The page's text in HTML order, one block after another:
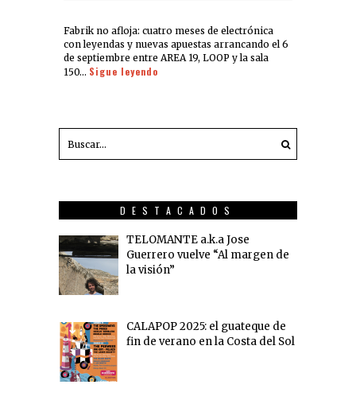
Fabrik no afloja: cuatro meses de electrónica
con leyendas y nuevas apuestas arrancando el 6
de septiembre entre AREA 19, LOOP y la sala
150… Sigue leyendo
DESTACADOS
TELOMANTE a.k.a Jose
Guerrero vuelve “Al margen de
la visión”
CALAPOP 2025: el guateque de
fin de verano en la Costa del Sol